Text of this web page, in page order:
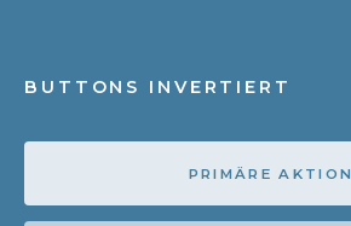
BUTTONS INVERTIERT
PRIMÄRE AKTION